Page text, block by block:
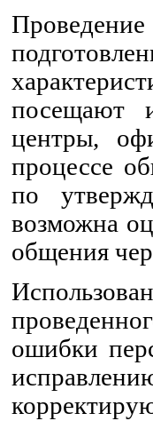
посещают
центры,
процессе
по
возможна
общения
ошибки